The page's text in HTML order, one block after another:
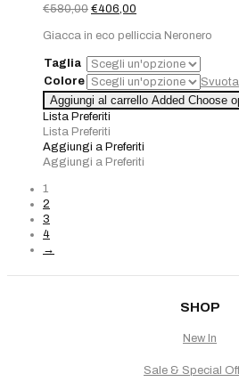
€580,00 Il
originale
€580,00.
€406,00
attuale
€406,00.
Giacca in eco pelliccia Neronero
Taglia
Colore
Svuota
Aggiungi al carrello Added Choose
Lista Preferiti
Lista Preferiti
Aggiungi a Preferiti
Aggiungi a Preferiti
1
2
3
4
→
SHOP
New In
Sale & Special